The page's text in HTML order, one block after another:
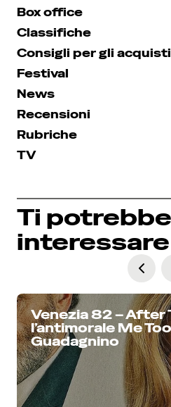
Box office
Classifiche
Consigli per gli acquisti
Festival
News
Recensioni
Rubriche
TV
Ti potrebbe
interessare
Venezia 82 – After
l’antimorale Me
Guadagnino